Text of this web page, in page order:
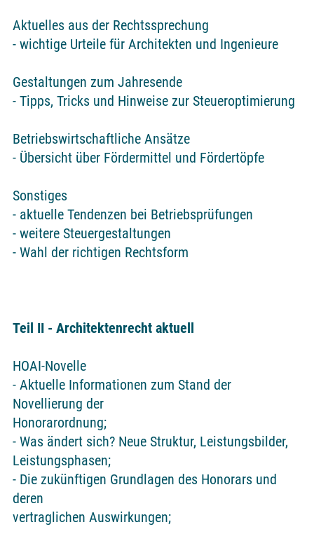
Aktuelles aus der Rechtssprechung
- wichtige Urteile für Architekten und Ingenieure
Gestaltungen zum Jahresende
- Tipps, Tricks und Hinweise zur Steueroptimierung
Betriebswirtschaftliche Ansätze
- Übersicht über Fördermittel und Fördertöpfe
Sonstiges
- aktuelle Tendenzen bei Betriebsprüfungen
- weitere Steuergestaltungen
- Wahl der richtigen Rechtsform
Teil II - Architektenrecht aktuell
HOAI-Novelle
- Aktuelle Informationen zum Stand der
Novellierung der
Honorarordnung;
- Was ändert sich? Neue Struktur, Leistungsbilder,
Leistungsphasen;
- Die zukünftigen Grundlagen des Honorars und
deren
vertraglichen Auswirkungen;